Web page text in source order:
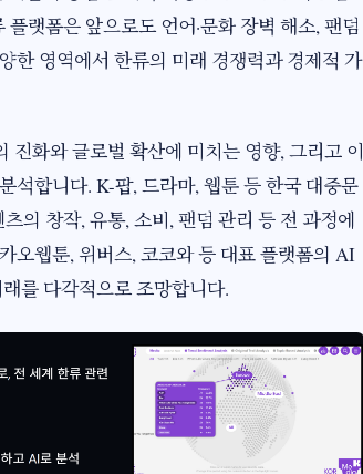
랫폼은 앞으로도 언어·문화 장벽 해소, 팬덤
한 영역에서 한류의 미래 경쟁력과 경제적 가
화와 글로벌 확산에 미치는 영향, 그리고 이
석합니다. K-팝, 드라마, 웹툰 등 한국 대중문
의 창작, 유통, 소비, 팬덤 관리 등 전 과정에
오웹툰, 위버스, 코코와 등 대표 플랫폼의 AI
를 다각적으로 조망합니다.